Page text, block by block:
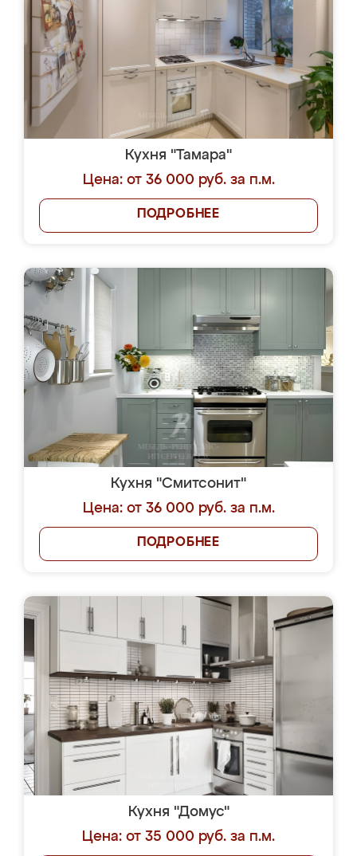
Кухня "Тамара"
Цена: от 36 000 руб. за п.м.
ПОДРОБНЕЕ
Кухня "Смитсонит"
Цена: от 36 000 руб. за п.м.
ПОДРОБНЕЕ
Кухня "Домус"
Цена: от 35 000 руб. за п.м.